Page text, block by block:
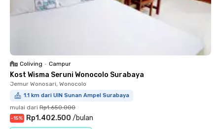
Coliving • Campur
Kost Wisma Seruni Wonocolo Surabaya
Jemur Wonosari, Wonocolo
1.1 km dari UIN Sunan Ampel Surabaya
mulai dari Rp1.650.000
-15% Rp1.402.500 /bulan